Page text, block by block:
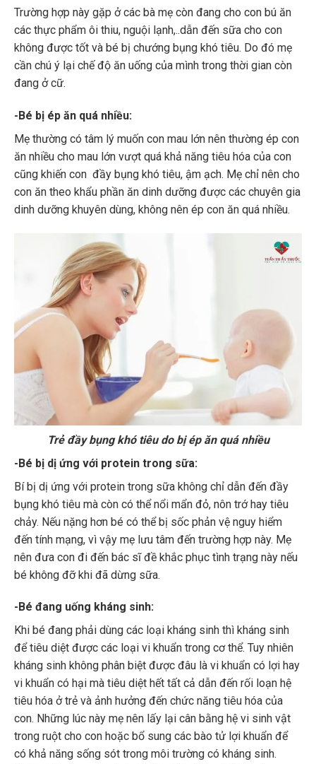
Trường hợp này gặp ở các bà mẹ còn đang cho con bú ăn
các thực phẩm ôi thiu, nguội lạnh,..dẫn đến sữa cho con
không được tốt và bé bị chướng bụng khó tiêu. Do đó mẹ
cần chú ý lại chế độ ăn uống của mình trong thời gian còn
đang ở cữ.
-Bé bị ép ăn quá nhiều:
Mẹ thường có tâm lý muốn con mau lớn nên thường ép con
ăn nhiều cho mau lớn vượt quá khả năng tiêu hóa của con
cũng khiến con đầy bụng khó tiêu, ậm ạch. Mẹ chỉ nên cho
con ăn theo khẩu phần ăn dinh dưỡng được các chuyên gia
dinh dưỡng khuyên dùng, không nên ép con ăn quá nhiều.
Trẻ đầy bụng khó tiêu do bị ép ăn quá nhiều
-Bé bị dị ứng với protein trong sữa:
Bí bị dị ứng với protein trong sữa không chỉ dẫn đến đầy
bụng khó tiêu mà còn có thể nổi mẩn đỏ, nôn trớ hay tiêu
chảy. Nếu nặng hơn bé có thể bị sốc phản vệ nguy hiểm
đến tính mạng, vì vậy mẹ lưu tâm đến trường hợp này. Mẹ
nên đưa con đi đến bác sĩ đề khắc phục tình trạng này nếu
bé không đỡ khi đã dừng sữa.
-Bé đang uống kháng sinh:
Khi bé đang phải dùng các loại kháng sinh thì kháng sinh
để tiêu diệt được các loại vi khuẩn trong cơ thể. Tuy nhiên
kháng sinh không phân biệt được đâu là vi khuẩn có lợi hay
vi khuẩn có hại mà tiêu diệt hết tất cả dẫn đến rối loạn hệ
tiêu hóa ở trẻ và ảnh hưởng đến chức năng tiêu hóa của
con. Những lúc này mẹ nên lấy lại cân bằng hệ vi sinh vật
trong ruột cho con hoặc bổ sung các bào tử lợi khuẩn để
có khả năng sống sót trong môi trường có kháng sinh.